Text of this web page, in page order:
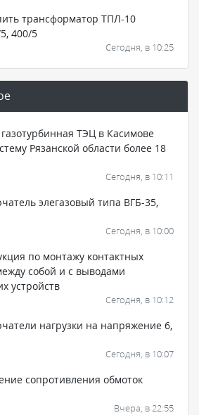
трансформатор ТПЛ-10
400/5
Сегодня, в 10:25
ТЭЦ в Касимове
Рязанской области более 18
Сегодня, в 10:11
элегазовый типа ВГБ-35,
Сегодня, в 10:00
по монтажу контактных
собой и с выводами
устройств
Сегодня, в 10:12
нагрузки на напряжение 6,
Сегодня, в 10:07
сопротивления обмоток
Вчера, в 22:55